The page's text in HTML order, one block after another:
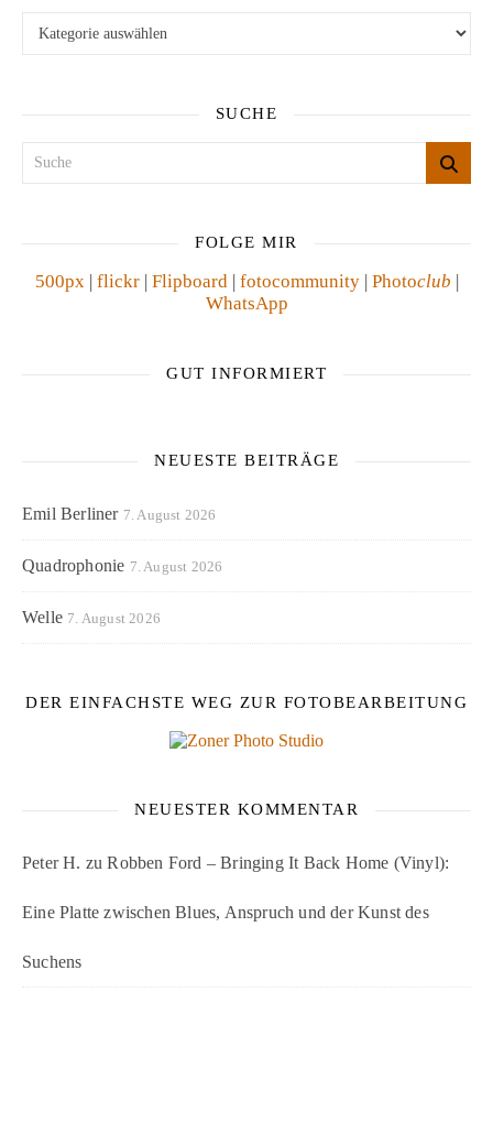
SUCHE
FOLGE MIR
500px| flickr| Flipboard| fotocommunity| Photoclub |
WhatsApp
GUT INFORMIERT
NEUESTE BEITRÄGE
Emil Berliner 7. August 2026
Quadrophonie 7. August 2026
Welle 7. August 2026
DER EINFACHSTE WEG ZUR FOTOBEARBEITUNG
NEUESTER KOMMENTAR
Peter H. zuRobben Ford – Bringing It Back Home (Vinyl):
Eine Platte zwischen Blues, Anspruch und der Kunst des
Suchens